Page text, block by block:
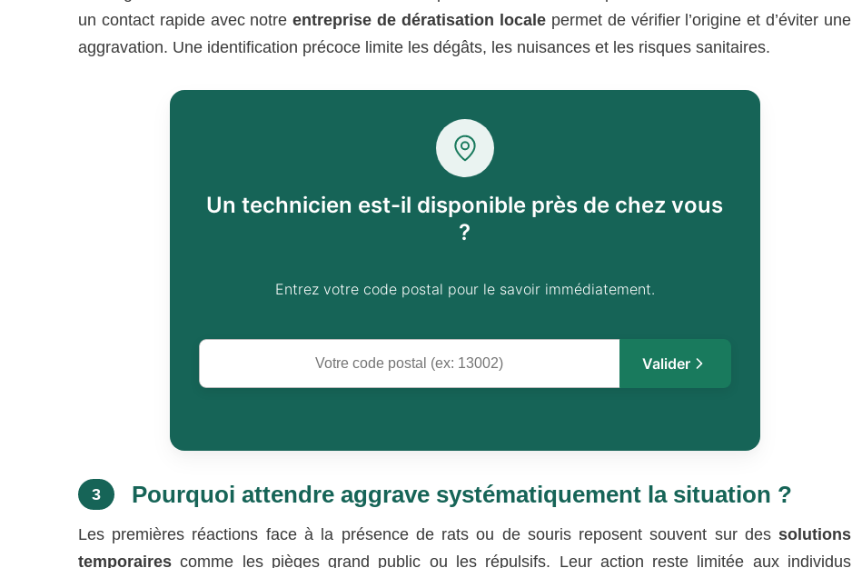
un contact rapide avec notreentreprise de dératisation localepermet de vérifier l’origine et d’éviter une
aggravation. Une identification précoce limite les dégâts, les nuisances et les risques sanitaires.
Un technicien est-il disponible près de chez vous
?
Entrez votre code postal pour le savoir immédiatement.
Valider
3 Pourquoi attendre aggrave systématiquement la situation ?
Les premières réactions face à la présence de rats ou de souris reposent souvent sur dessolutions
temporairescomme les pièges grand public ou les répulsifs. Leur action reste limitée aux individus